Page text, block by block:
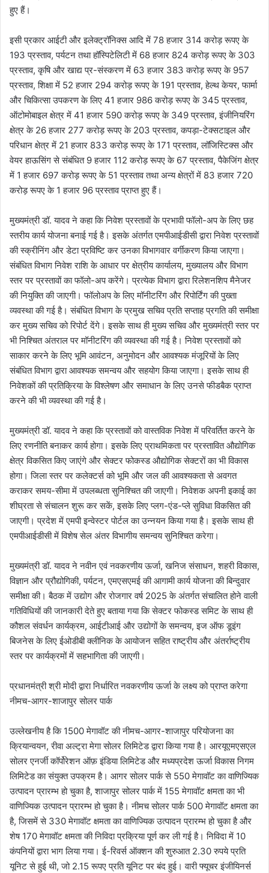
हुए हैं।
इसी प्रकार आईटी और इलेक्ट्रॉनिक्स आदि में 78 हजार 314 करोड़ रूपए के
193 प्रस्ताव, पर्यटन तथा हॉस्पिटेलिटी में 68 हजार 824 करोड़ रूपए के 303
प्रस्ताव, कृषि और खाद्य प्र-संस्करण में 63 हजार 383 करोड़ रूपए के 957
प्रस्ताव, शिक्षा में 52 हजार 294 करोड़ रूपए के 191 प्रस्ताव, हेल्थ केयर, फार्मा
और चिकित्सा उपकरण के लिए 41 हजार 986 करोड़ रूपए के 345 प्रस्ताव,
ऑटोमोबाइल क्षेत्र में 41 हजार 590 करोड़ रूपए के 349 प्रस्ताव, इंजीनियरिंग
क्षेत्र के 26 हजार 277 करोड़ रूपए के 203 प्रस्ताव, कपड़ा-टेक्सटाइल और
परिधान क्षेत्र में 21 हजार 833 करोड़ रूपए के 171 प्रस्ताव, लॉजिस्टिक्स और
वेयर हाऊसिंग से संबंधित 9 हजार 112 करोड़ रूपए के 67 प्रस्ताव, पैकेजिंग क्षेत्र
में 1 हजार 697 करोड़ रूपए के 51 प्रस्ताव तथा अन्य क्षेत्रों में 83 हजार 720
करोड़ रूपए के 1 हजार 96 प्रस्ताव प्राप्त हुए हैं।
मुख्यमंत्री डॉ. यादव ने कहा कि निवेश प्रस्तावों के प्रभावी फॉलो-अप के लिए छह
स्तरीय कार्य योजना बनाई गई है। इसके अंतर्गत एमपीआईडीसी द्वारा निवेश प्रस्तावों
की स्क्रीनिंग और डेटा प्रविष्टि कर उनका विभागवार वर्गीकरण किया जाएगा।
संबंधित विभाग निवेश राशि के आधार पर क्षेत्रीय कार्यालय, मुख्यालय और विभाग
स्तर पर प्रस्तावों का फॉलो-अप करेंगे। प्रत्येक विभाग द्वारा रिलेशनशिप मैनेजर
की नियुक्ति की जाएगी। फॉलोअप के लिए मॉनीटरिंग और रिपोर्टिंग की पुख्ता
व्यवस्था की गई है। संबंधित विभाग के प्रमुख सचिव प्रति सप्ताह प्रगति की समीक्षा
कर मुख्य सचिव को रिपोर्ट देंगे। इसके साथ ही मुख्य सचिव और मुख्यमंत्री स्तर पर
भी निश्चित अंतराल पर मॉनीटरिंग की व्यवस्था की गई है। निवेश प्रस्तावों को
साकार करने के लिए भूमि आवंटन, अनुमोदन और आवश्यक मंजूरियों के लिए
संबंधित विभाग द्वारा आवश्यक समन्वय और सहयोग किया जाएगा। इसके साथ ही
निवेशकों की प्रतिक्रिया के विश्लेषण और समाधान के लिए उनसे फीडबैक प्राप्त
करने की भी व्यवस्था की गई है।
मुख्यमंत्री डॉ. यादव ने कहा कि प्रस्तावों को वास्तविक निवेश में परिवर्तित करने के
लिए रणनीति बनाकर कार्य होगा। इसके लिए प्राथमिकता पर प्रस्तावित औद्योगिक
क्षेत्र विकसित किए जाएंगे और सेक्टर फोकस्ड औद्योगिक सेक्टरों का भी विकास
होगा। जिला स्तर पर कलेक्टर्स को भूमि और जल की आवश्यकता से अवगत
कराकर समय-सीमा में उपलब्धता सुनिश्चित की जाएगी। निवेशक अपनी इकाई का
शीघ्रता से संचालन शुरू कर सकें, इसके लिए प्लग-एंड-प्ले सुविधा विकसित की
जाएगी। प्रदेश में एमपी इन्वेस्टर पोर्टल का उन्नयन किया गया है। इसके साथ ही
एमपीआईडीसी में विशेष सेल अंतर विभागीय समन्वय सुनिश्चित करेगा।
मुख्यमंत्री डॉ. यादव ने नवीन एवं नवकरणीय ऊर्जा, खनिज संसाधन, शहरी विकास,
विज्ञान और प्रौद्योगिकी, पर्यटन, एमएसएमई की आगामी कार्य योजना की बिन्दुवार
समीक्षा की। बैठक में उद्योग और रोजगार वर्ष 2025 के अंतर्गत संचालित होने वाली
गतिविधियों की जानकारी देते हुए बताया गया कि सेक्टर फोकस्ड समिट के साथ ही
कौशल संवर्धन कार्यक्रम, आईटीआई और उद्योगों के समन्वय, इज ऑफ डूइंग
बिजनेस के लिए ईओडीबी क्लीनिक के आयोजन सहित राष्ट्रीय और अंतर्राष्ट्रीय
स्तर पर कार्यक्रमों में सहभागिता की जाएगी।
प्रधानमंत्री श्री मोदी द्वारा निर्धारित नवकरणीय ऊर्जा के लक्ष्य को प्राप्त करेगा
नीमच-आगर-शाजापुर सोलर पार्क
उल्लेखनीय है कि 1500 मेगावॉट की नीमच-आगर-शाजापुर परियोजना का
क्रियान्वयन, रीवा अल्ट्रा मेगा सोलर लिमिटेड द्वारा किया गया है। आरयूएमएसएल
सोलर एनर्जी कॉर्पोरेशन ऑफ़ इंडिया लिमिटेड और मध्यप्रदेश ऊर्जा विकास निगम
लिमिटेड का संयुक्त उपक्रम है। आगर सोलर पार्क से 550 मेगावॉट का वाणिज्यिक
उत्पादन प्रारम्भ हो चुका है, शाजापुर सोलर पार्क में 155 मेगावॉट क्षमता का भी
वाणिज्यिक उत्पादन प्रारम्भ हो चुका है। नीमच सोलर पार्क 500 मेगावॉट क्षमता का
है, जिसमें से 330 मेगावॉट क्षमता का वाणिज्यिक उत्पादन प्रारम्भ हो चुका है और
शेष 170 मेगावॉट क्षमता की निविदा प्रक्रिया पूर्ण कर ली गई है। निविदा में 10
कंपनियों द्वारा भाग लिया गया। ई-रिवर्स ऑक्शन की शुरुआत 2.30 रुपये प्रति
यूनिट से हुई थी, जो 2.15 रूपए प्रति यूनिट पर बंद हुई। वारी फ्यूचर इंजीयिनर्स